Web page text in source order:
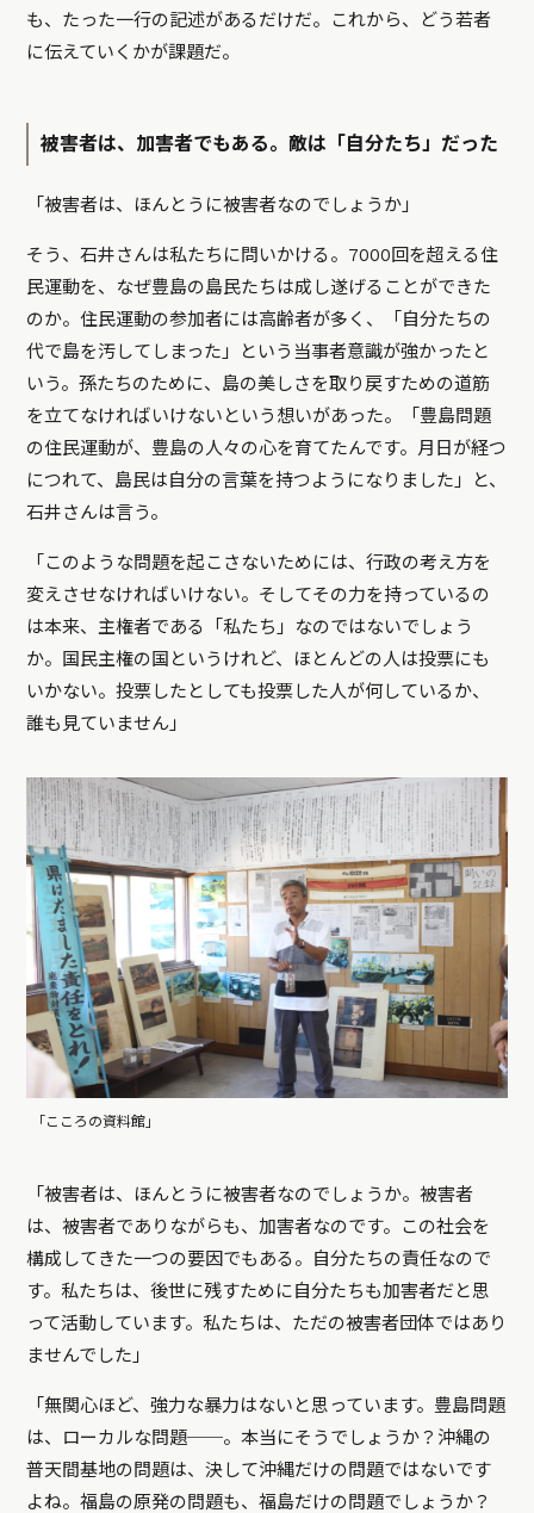
も、たった一行の記述があるだけだ。これから、どう若者
に伝えていくかが課題だ。
被害者は、加害者でもある。敵は「自分たち」だった
「被害者は、ほんとうに被害者なのでしょうか」
そう、石井さんは私たちに問いかける。7000回を超える住
民運動を、なぜ豊島の島民たちは成し遂げることができた
のか。住民運動の参加者には高齢者が多く、「自分たちの
代で島を汚してしまった」という当事者意識が強かったと
いう。孫たちのために、島の美しさを取り戻すための道筋
を立てなければいけないという想いがあった。「豊島問題
の住民運動が、豊島の人々の心を育てたんです。月日が経つ
につれて、島民は自分の言葉を持つようになりました」と、
石井さんは言う。
「このような問題を起こさないためには、行政の考え方を
変えさせなければいけない。そしてその力を持っているの
は本来、主権者である「私たち」なのではないでしょう
か。国民主権の国というけれど、ほとんどの人は投票にも
いかない。投票したとしても投票した人が何しているか、
誰も見ていません」
「こころの資料館」
「被害者は、ほんとうに被害者なのでしょうか。被害者
は、被害者でありながらも、加害者なのです。この社会を
構成してきた一つの要因でもある。自分たちの責任なので
す。私たちは、後世に残すために自分たちも加害者だと思
って活動しています。私たちは、ただの被害者団体ではあり
ませんでした」
「無関心ほど、強力な暴力はないと思っています。豊島問題
は、ローカルな問題──。本当にそうでしょうか？沖縄の
普天間基地の問題は、決して沖縄だけの問題ではないです
よね。福島の原発の問題も、福島だけの問題でしょうか？